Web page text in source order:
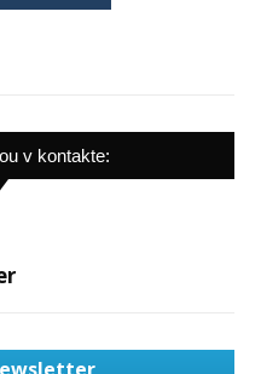
v kontakte: